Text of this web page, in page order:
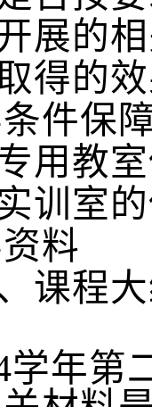
展的
得的
条件保
用教
训室
料
课程
学年第